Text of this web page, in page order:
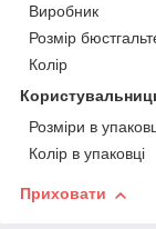
Виробник
Розмір
Колір
Розміри в
Колір в упаковці
Приховати